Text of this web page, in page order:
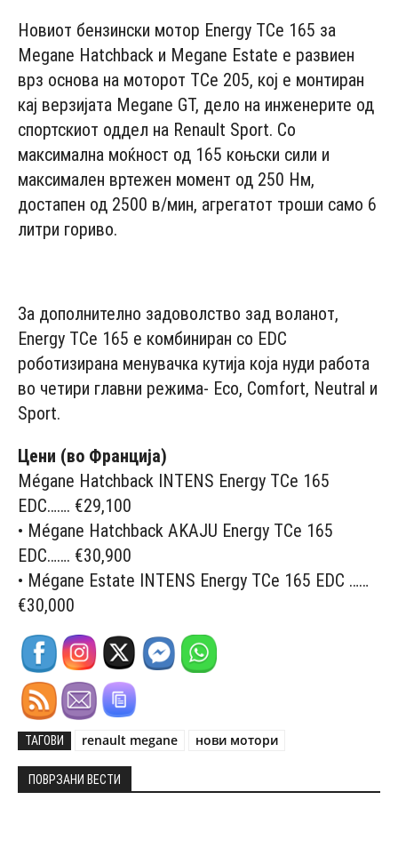
Новиот бензински мотор Energy TCe 165 за
Megane Hatchback и Mеgane Estate е развиен
врз основа на моторот TCe 205, кој е монтиран
кај верзијата Mеgane GT, дело на инженерите од
спортскиот оддел на Renault Sport. Со
максимална моќност од 165 коњски сили и
максимален вртежен момент од 250 Нм,
достапен од 2500 в/мин, агрегатот троши само 6
литри гориво.
За дополнително задоволство зад воланот,
Energy TCe 165 е комбиниран со EDC
роботизирана менувачка кутија која нуди работа
во четири главни режима- Eco, Comfort, Neutral и
Sport.
Цени (во Франција)
Mégane Hatchback INTENS Energy TCe 165
EDC……. €29,100
• Mégane Hatchback AKAJU Energy TCe 165
EDC……. €30,900
• Mégane Estate INTENS Energy TCe 165 EDC ……
€30,000
ТАГОВИ renault megane нови мотори
ПОВРЗАНИ ВЕСТИ